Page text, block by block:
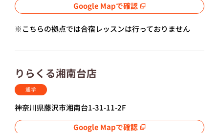
Google Mapで確認
※こちらの拠点では合宿レッスンは行っておりません
りらくる湘南台店
通学
神奈川県藤沢市湘南台1-31-11-2F
Google Mapで確認